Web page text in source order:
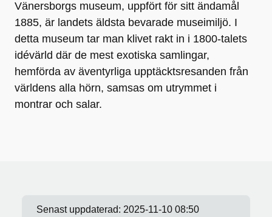
Vänersborgs museum, uppfört för sitt ändamål
1885, är landets äldsta bevarade museimiljö. I
detta museum tar man klivet rakt in i 1800-talets
idévärld där de mest exotiska samlingar,
hemförda av äventyrliga upptäcktsresanden från
världens alla hörn, samsas om utrymmet i
montrar och salar.
Senast uppdaterad: 2025-11-10 08:50